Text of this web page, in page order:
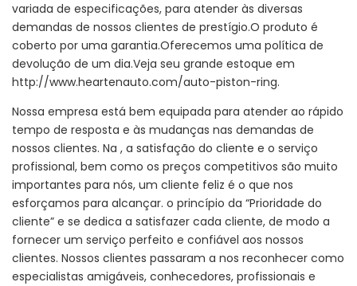
variada de especificações, para atender às diversas
demandas de nossos clientes de prestígio.O produto é
coberto por uma garantia.Oferecemos uma política de
devolução de um dia.Veja seu grande estoque em
http://www.heartenauto.com/auto-piston-ring.
Nossa empresa está bem equipada para atender ao rápido
tempo de resposta e às mudanças nas demandas de
nossos clientes. Na , a satisfação do cliente e o serviço
profissional, bem como os preços competitivos são muito
importantes para nós, um cliente feliz é o que nos
esforçamos para alcançar. o princípio da “Prioridade do
cliente” e se dedica a satisfazer cada cliente, de modo a
fornecer um serviço perfeito e confiável aos nossos
clientes. Nossos clientes passaram a nos reconhecer como
especialistas amigáveis, conhecedores, profissionais e